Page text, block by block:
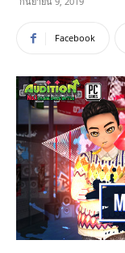
Facebook